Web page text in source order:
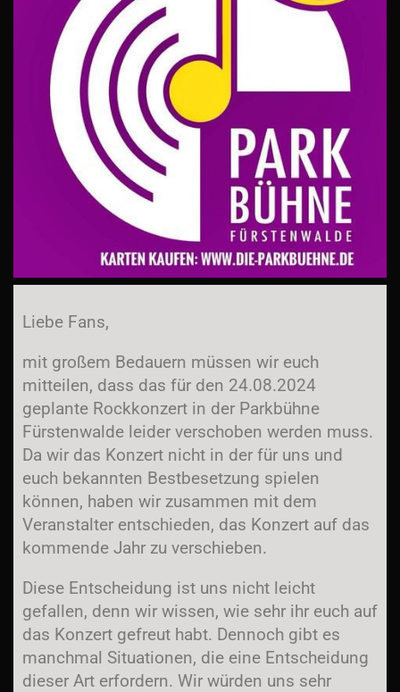
Liebe Fans,
mit großem Bedauern müssen wir euch
mitteilen, dass das für den 24.08.2024
geplante Rockkonzert in der Parkbühne
Fürstenwalde leider verschoben werden muss.
Da wir das Konzert nicht in der für uns und
euch bekannten Bestbesetzung spielen
können, haben wir zusammen mit dem
Veranstalter entschieden, das Konzert auf das
kommende Jahr zu verschieben.
Diese Entscheidung ist uns nicht leicht
gefallen, denn wir wissen, wie sehr ihr euch auf
das Konzert gefreut habt. Dennoch gibt es
manchmal Situationen, die eine Entscheidung
dieser Art erfordern. Wir würden uns sehr